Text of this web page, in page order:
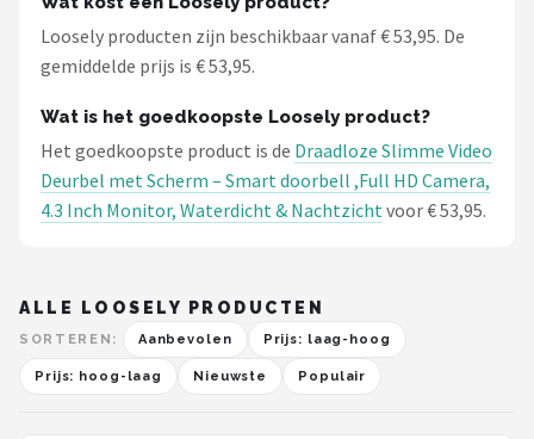
Loosely producten zijn beschikbaar vanaf € 53,95. De
gemiddelde prijs is € 53,95.
Wat is het goedkoopste Loosely product?
Het goedkoopste product is de Draadloze Slimme Video
Deurbel met Scherm – Smart doorbell ,Full HD Camera,
4.3 Inch Monitor, Waterdicht & Nachtzichtvoor € 53,95.
ALLE LOOSELY PRODUCTEN
SORTEREN: Aanbevolen Prijs: laag-hoog
Prijs: hoog-laag Nieuwste Populair